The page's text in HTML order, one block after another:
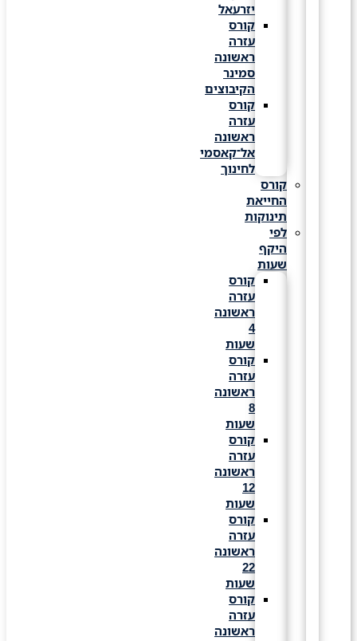
יזרעאל
קורס
עזרה
ראשונה
סמינר
הקיבוצים
קורס
עזרה
ראשונה
אל־קאסמי
לחינוך
קורס
החייאת
תינוקות
לפי
היקף
שעות
קורס
עזרה
ראשונה
שעות
קורס
עזרה
ראשונה
שעות
קורס
עזרה
ראשונה
שעות
קורס
עזרה
ראשונה
שעות
קורס
עזרה
ראשונה